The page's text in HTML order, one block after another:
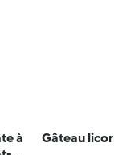
à
Gâteau